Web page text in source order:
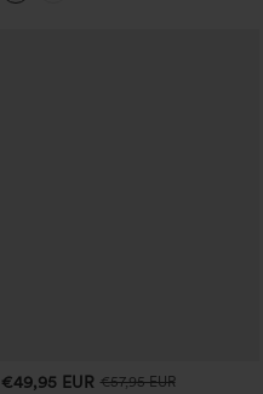
€49,95 EUR €57,95 EUR